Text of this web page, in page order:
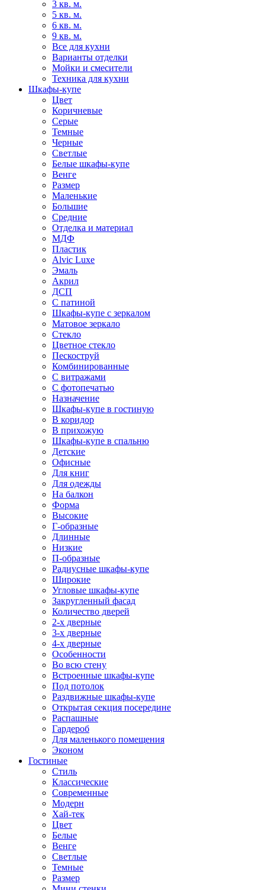
3 кв. м.
5 кв. м.
6 кв. м.
9 кв. м.
Все для кухни
Варианты отделки
Мойки и смесители
Техника для кухни
Шкафы-купе
Цвет
Коричневые
Серые
Темные
Черные
Светлые
Белые шкафы-купе
Венге
Размер
Маленькие
Большие
Средние
Отделка и материал
МДФ
Пластик
Alvic Luxe
Эмаль
Акрил
ДСП
С патиной
Шкафы-купе с зеркалом
Матовое зеркало
Стекло
Цветное стекло
Пескоструй
Комбинированные
С витражами
С фотопечатью
Назначение
Шкафы-купе в гостиную
В коридор
В прихожую
Шкафы-купе в спальню
Детские
Офисные
Для книг
Для одежды
На балкон
Форма
Высокие
Г-образные
Длинные
Низкие
П-образные
Радиусные шкафы-купе
Широкие
Угловые шкафы-купе
Закругленный фасад
Количество дверей
2-х дверные
3-х дверные
4-х дверные
Особенности
Во всю стену
Встроенные шкафы-купе
Под потолок
Раздвижные шкафы-купе
Открытая секция посередине
Распашные
Гардероб
Для маленького помещения
Эконом
Гостиные
Стиль
Классические
Современные
Модерн
Хай-тек
Цвет
Белые
Венге
Светлые
Темные
Размер